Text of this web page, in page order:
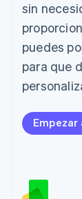
sin
puedes
para que
Empezar
日本語
Letonia
English
Deutsch
Lituania
Français
Malasia
English
México